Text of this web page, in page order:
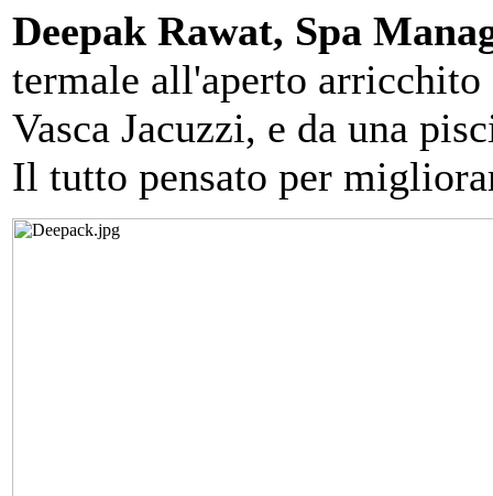
Deepak Rawat, Spa
termale all'aperto arricchito
Vasca Jacuzzi, e da una
Il tutto pensato per